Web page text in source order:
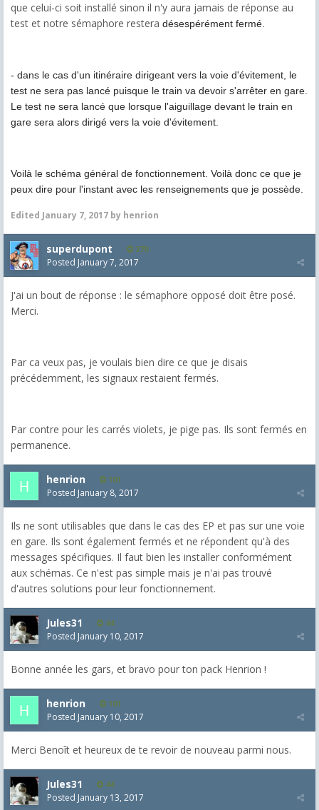
que celui-ci soit installé sinon il n'y aura jamais de réponse au
test et notre sémaphore restera désespérément fermé.
- dans le cas d'un itinéraire dirigeant vers la voie d'évitement, le
test ne sera pas lancé puisque le train va devoir s'arrêter en gare.
Le test ne sera lancé que lorsque l'aiguillage devant le train en
gare sera alors dirigé vers la voie d'évitement.
Voilà le schéma général de fonctionnement. Voilà donc ce que je
peux dire pour l'instant avec les renseignements que je possède.
Edited January 7, 2017 by henrion
superdupont 270
Posted January 7, 2017
J'ai un bout de réponse : le sémaphore opposé doit être posé.
Merci.
Par ca veux pas, je voulais bien dire ce que je disais
précédemment, les signaux restaient fermés.
Par contre pour les carrés violets, je pige pas. Ils sont fermés en
permanence.
henrion 101
Posted January 8, 2017
Ils ne sont utilisables que dans le cas des EP et pas sur une voie
en gare. Ils sont également fermés et ne répondent qu'à des
messages spécifiques. Il faut bien les installer conformément
aux schémas. Ce n'est pas simple mais je n'ai pas trouvé
d'autres solutions pour leur fonctionnement.
Jules31 44
Posted January 10, 2017
Bonne année les gars, et bravo pour ton pack Henrion !
henrion 101
Posted January 10, 2017
Merci Benoît et heureux de te revoir de nouveau parmi nous.
Jules31 44
Posted January 13, 2017